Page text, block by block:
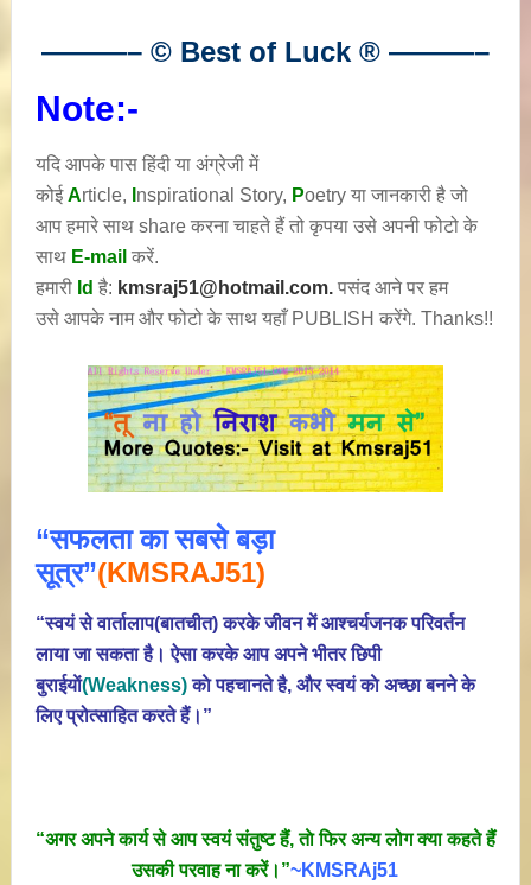
———– © Best of Luck ® ———–
Note:-
यदि आपके पास हिंदी या अंग्रेजी में
कोईArticle, nspirational Story, Poetryया जानकारी है जो
आप हमारे साथ share करना चाहते हैं तो कृपया उसे अपनी फोटो के
साथ E-mail करें.
हमारी Id है: kmsraj51@hotmail.com. पसंद आने पर हम
उसे आपके नाम और फोटो के साथ यहाँ PUBLISH करेंगे. Thanks!!
“सफलता का सबसे बड़ा
सूत्र”(KMSRAJ51)
“स्वयं से वार्तालाप(बातचीत) करके जीवन में आश्चर्यजनक परिवर्तन
लाया जा सकता है। ऐसा करके आप अपने भीतर छिपी
बुराईयाें(Weakness)काे पहचानते है, और स्वयं काे अच्छा बनने के
लिए प्रोत्साहित करते हैं।”
“अगर अपने कार्य से आप स्वयं संतुष्ट हैं, ताे फिर अन्य लोग क्या कहते हैं
उसकी परवाह ना करें।”~KMSRAj51